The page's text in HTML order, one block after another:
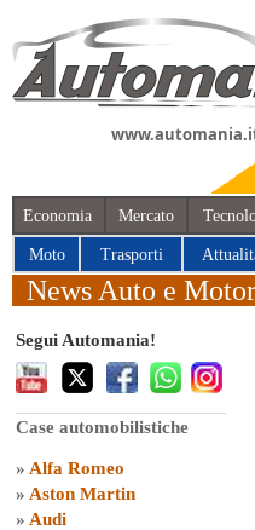
Economia Mercato
Moto Trasporti
News Auto e
Segui Automania!
Case automobilistiche
» Alfa Romeo
» Aston Martin
» Audi